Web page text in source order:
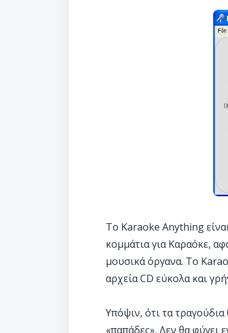
Το Karaoke Anything
κομμάτια για Καραόκε,
μουσικά όργανα. Το
αρχεία CD εύκολα και
Υπόψιν, ότι τα τραγούδια
«παπάδες». Δεν θα φύγει